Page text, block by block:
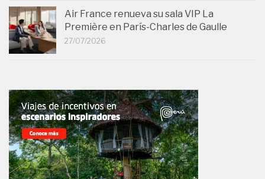
Air France renueva su sala VIP La
Première en París-Charles de Gaulle
27/07/2026